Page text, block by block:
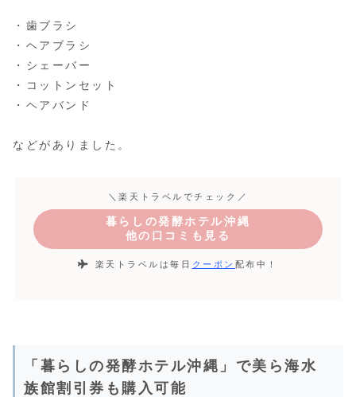
・歯ブラシ
・ヘアブラシ
・シェーバー
・コットンセット
・ヘアバンド
などがありました。
＼楽天トラベルでチェック／
暮らしの発酵ホテル沖縄
他の口コミも見る
楽天トラベルは毎日 クーポン 配布中！
「暮らしの発酵ホテル沖縄」で美ら海水
族館割引券も購入可能